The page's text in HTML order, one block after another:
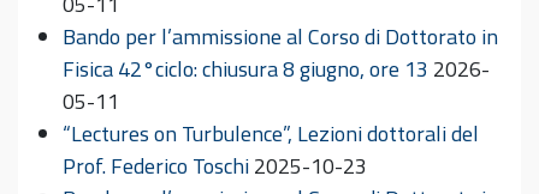
Bando per l’ammissione al Corso di Dottorato in
Fisica 42°ciclo: chiusura 8 giugno, ore 13 2026-
05-11
“Lectures on Turbulence”, Lezioni dottorali del
Prof. Federico Toschi2025-10-23